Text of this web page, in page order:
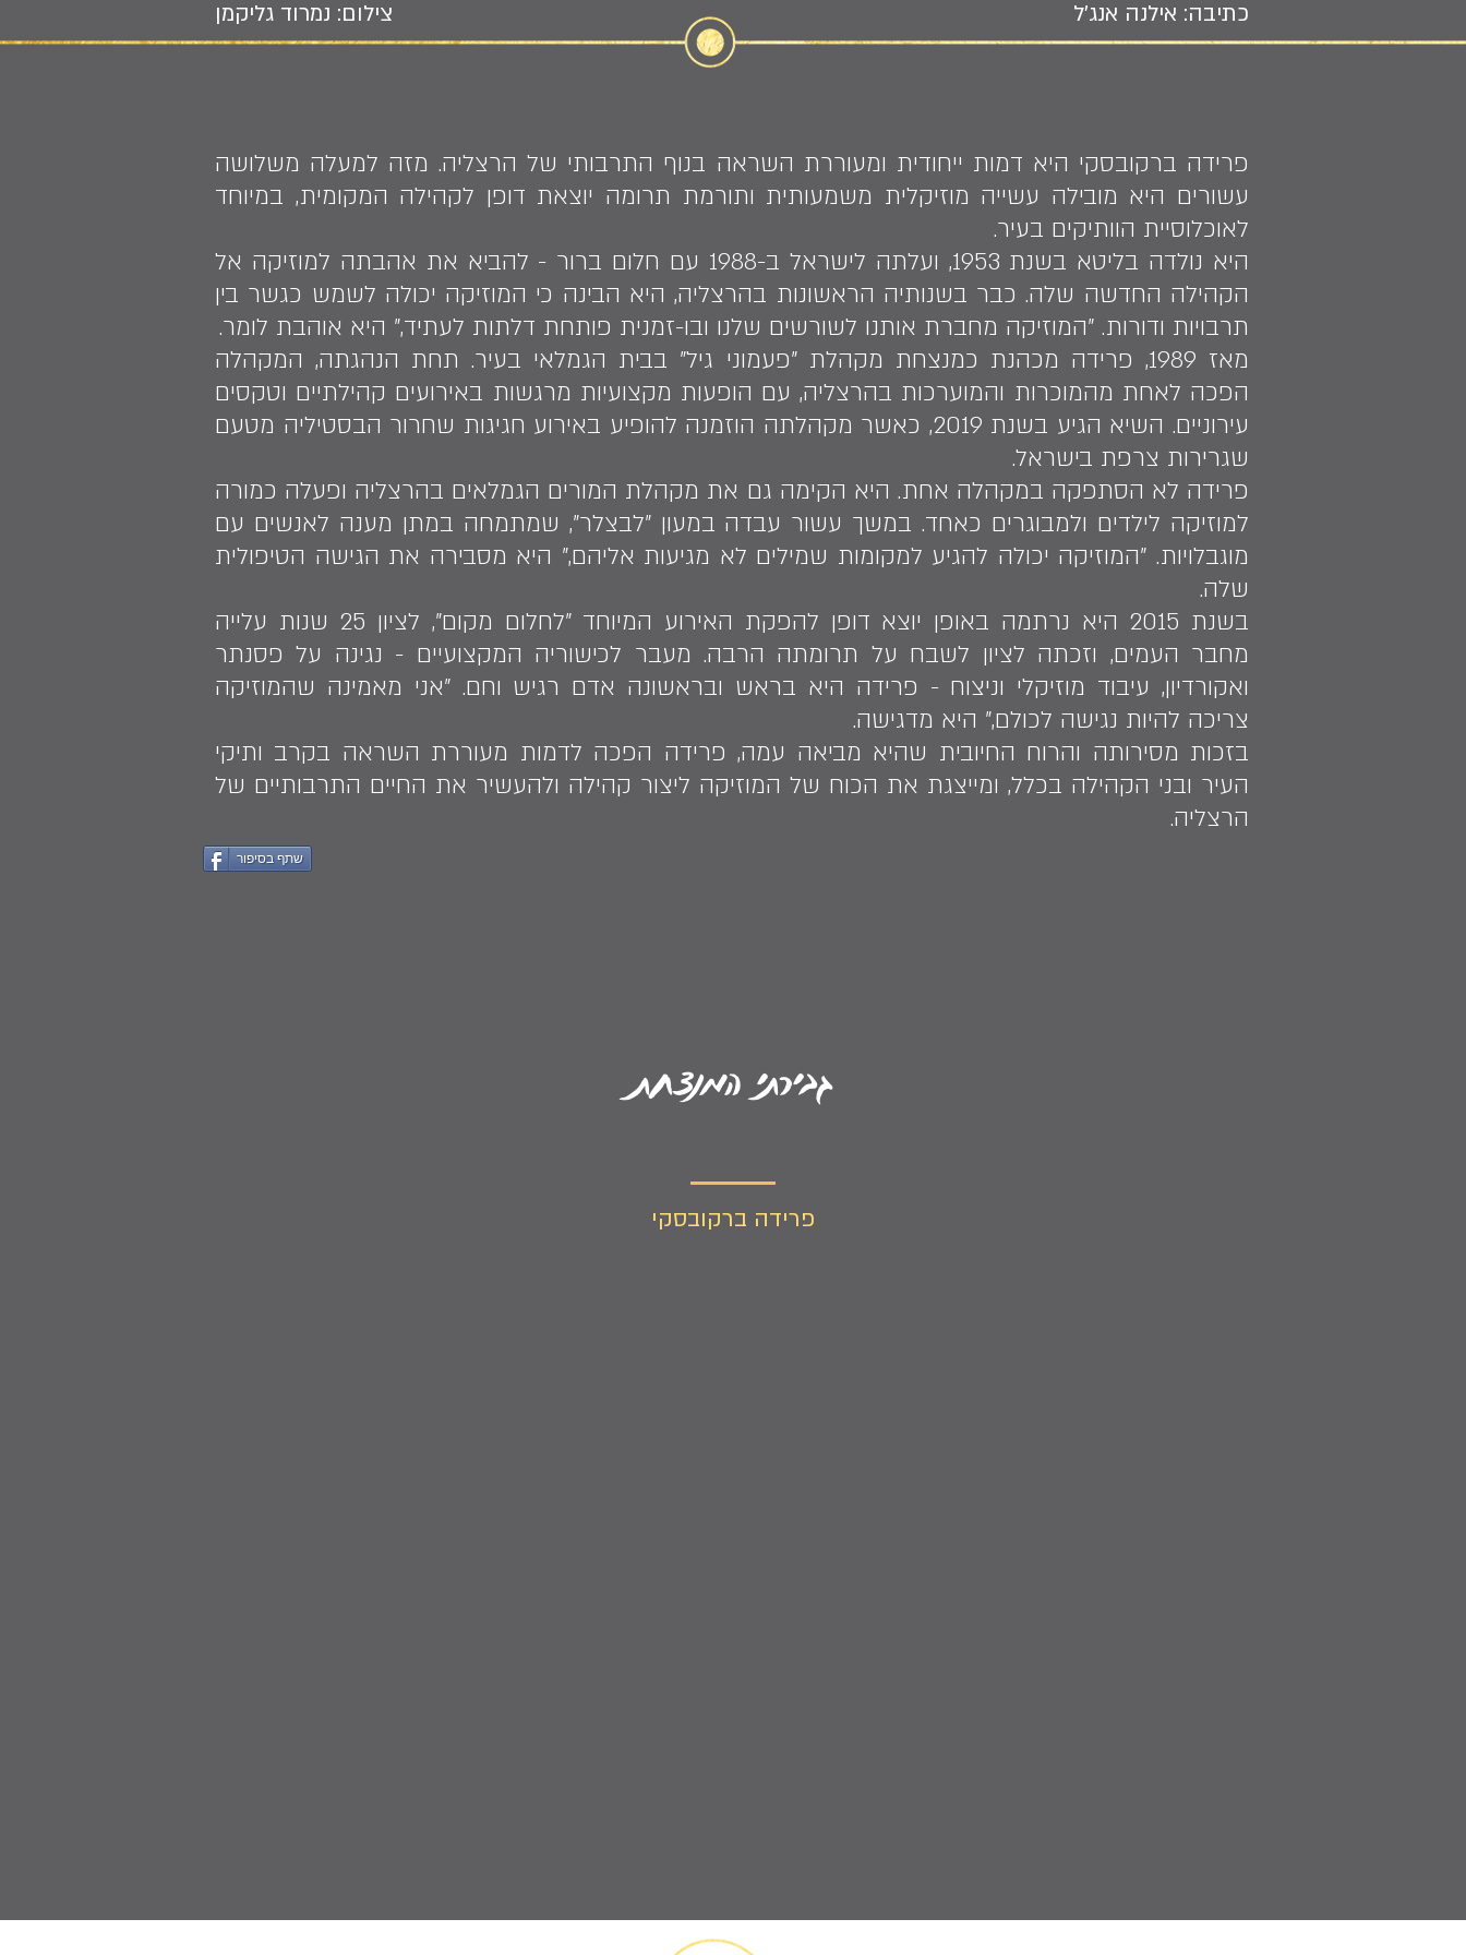
כתיבה: אילנה אנג'ל צילום: נמרוד גליקמן
פרידה ברקובסקי היא דמות ייחודית ומעוררת השראה בנוף התרבותי של הרצליה. מזה למעלה משלושה
עשורים היא מובילה עשייה מוזיקלית משמעותית ותורמת תרומה יוצאת דופן לקהילה המקומית, במיוחד
לאוכלוסיית הוותיקים בעיר.
היא נולדה בליטא בשנת 1953, ועלתה לישראל ב-1988 עם חלום ברור - להביא את אהבתה למוזיקה אל
הקהילה החדשה שלה. כבר בשנותיה הראשונות בהרצליה, היא הבינה כי המוזיקה יכולה לשמש כגשר בין
תרבויות ודורות. "המוזיקה מחברת אותנו לשורשים שלנו ובו-זמנית פותחת דלתות לעתיד," היא אוהבת לומר.
מאז 1989, פרידה מכהנת כמנצחת מקהלת "פעמוני גיל" בבית הגמלאי בעיר. תחת הנהגתה, המקהלה
הפכה לאחת מהמוכרות והמוערכות בהרצליה, עם הופעות מקצועיות מרגשות באירועים קהילתיים וטקסים
עירוניים. השיא הגיע בשנת 2019, כאשר מקהלתה הוזמנה להופיע באירוע חגיגות שחרור הבסטיליה מטעם
שגרירות צרפת בישראל.
פרידה לא הסתפקה במקהלה אחת. היא הקימה גם את מקהלת המורים הגמלאים בהרצליה ופעלה כמורה
למוזיקה לילדים ולמבוגרים כאחד. במשך עשור עבדה במעון "לבצלר", שמתמחה במתן מענה לאנשים עם
מוגבלויות. "המוזיקה יכולה להגיע למקומות שמילים לא מגיעות אליהם," היא מסבירה את הגישה הטיפולית
שלה.
בשנת 2015 היא נרתמה באופן יוצא דופן להפקת האירוע המיוחד "לחלום מקום", לציון 25 שנות עלייה
מחבר העמים, וזכתה לציון לשבח על תרומתה הרבה. מעבר לכישוריה המקצועיים - נגינה על פסנתר
ואקורדיון, עיבוד מוזיקלי וניצוח - פרידה היא בראש ובראשונה אדם רגיש וחם. "אני מאמינה שהמוזיקה
צריכה להיות נגישה לכולם," היא מדגישה.
בזכות מסירותה והרוח החיובית שהיא מביאה עמה, פרידה הפכה לדמות מעוררת השראה בקרב ותיקי
העיר ובני הקהילה בכלל, ומייצגת את הכוח של המוזיקה ליצור קהילה ולהעשיר את החיים התרבותיים של
הרצליה.
שתף בסיפור
גבירתי המנצחת
פרידה ברקובסקי